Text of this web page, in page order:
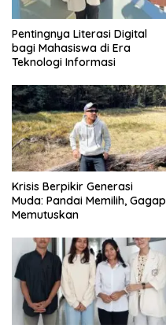
Pentingnya Literasi Digital
bagi Mahasiswa di Era
Teknologi Informasi
Krisis Berpikir Generasi
Muda: Pandai Memilih, Gagap
Memutuskan